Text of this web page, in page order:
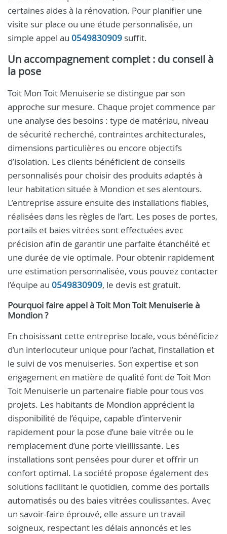
certaines aides à la rénovation. Pour planifier une
visite sur place ou une étude personnalisée, un
simple appel au 0549830909 suffit.
Un accompagnement complet : du conseil à
la pose
Toit Mon Toit Menuiserie se distingue par son
approche sur mesure. Chaque projet commence par
une analyse des besoins : type de matériau, niveau
de sécurité recherché, contraintes architecturales,
dimensions particulières ou encore objectifs
d’isolation. Les clients bénéficient de conseils
personnalisés pour choisir des produits adaptés à
leur habitation située à Mondion et ses alentours.
L’entreprise assure ensuite des installations fiables,
réalisées dans les règles de l’art. Les poses de portes,
portails et baies vitrées sont effectuées avec
précision afin de garantir une parfaite étanchéité et
une durée de vie optimale. Pour obtenir rapidement
une estimation personnalisée, vous pouvez contacter
l’équipe au 0549830909, le devis est gratuit.
Pourquoi faire appel à Toit Mon Toit Menuiserie à
Mondion ?
En choisissant cette entreprise locale, vous bénéficiez
d’un interlocuteur unique pour l’achat, l’installation et
le suivi de vos menuiseries. Son expertise et son
engagement en matière de qualité font de Toit Mon
Toit Menuiserie un partenaire fiable pour tous vos
projets. Les habitants de Mondion apprécient la
disponibilité de l’équipe, capable d’intervenir
rapidement pour la pose d’une baie vitrée ou le
remplacement d’une porte vieillissante. Les
installations sont pensées pour durer et offrir un
confort optimal. La société propose également des
solutions facilitant le quotidien, comme des portails
automatisés ou des baies vitrées coulissantes. Avec
un savoir-faire éprouvé, elle assure un travail
soigneux, respectant les délais annoncés et les